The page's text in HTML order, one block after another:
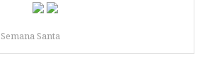
Semana Santa